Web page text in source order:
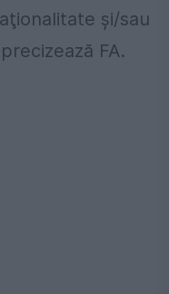
şi/sau
FA.